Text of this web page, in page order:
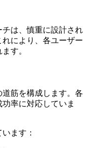
は、慎重に設計され
により、各ユーザー
す。
筋を構成します。各
率に対応していま
ます：